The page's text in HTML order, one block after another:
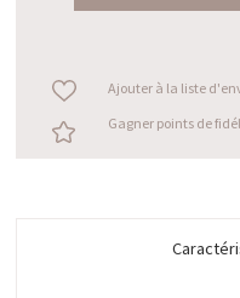
Ajouter à la liste
Gagner points de